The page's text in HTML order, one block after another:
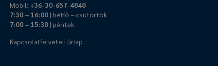
Mobil: +36-30-657-4848
7:30 – 16:00| hétfő – csütörtök
7:00 – 15:30| péntek
Kapcsolatfelvételi űrlap